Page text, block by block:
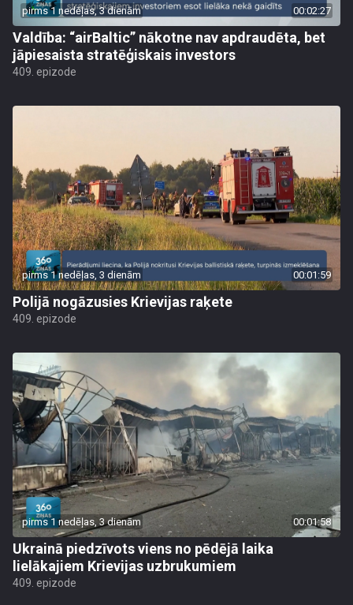
pirms 1 nedēļas, 3 dienām 00:02:27
Valdība: “airBaltic” nākotne nav apdraudēta, bet
jāpiesaista stratēģiskais investors
409. epizode
pirms 1 nedēļas, 3 dienām 00:01:59
Polijā nogāzusies Krievijas raķete
409. epizode
pirms 1 nedēļas, 3 dienām 00:01:58
Ukrainā piedzīvots viens no pēdējā laika
lielākajiem Krievijas uzbrukumiem
409. epizode